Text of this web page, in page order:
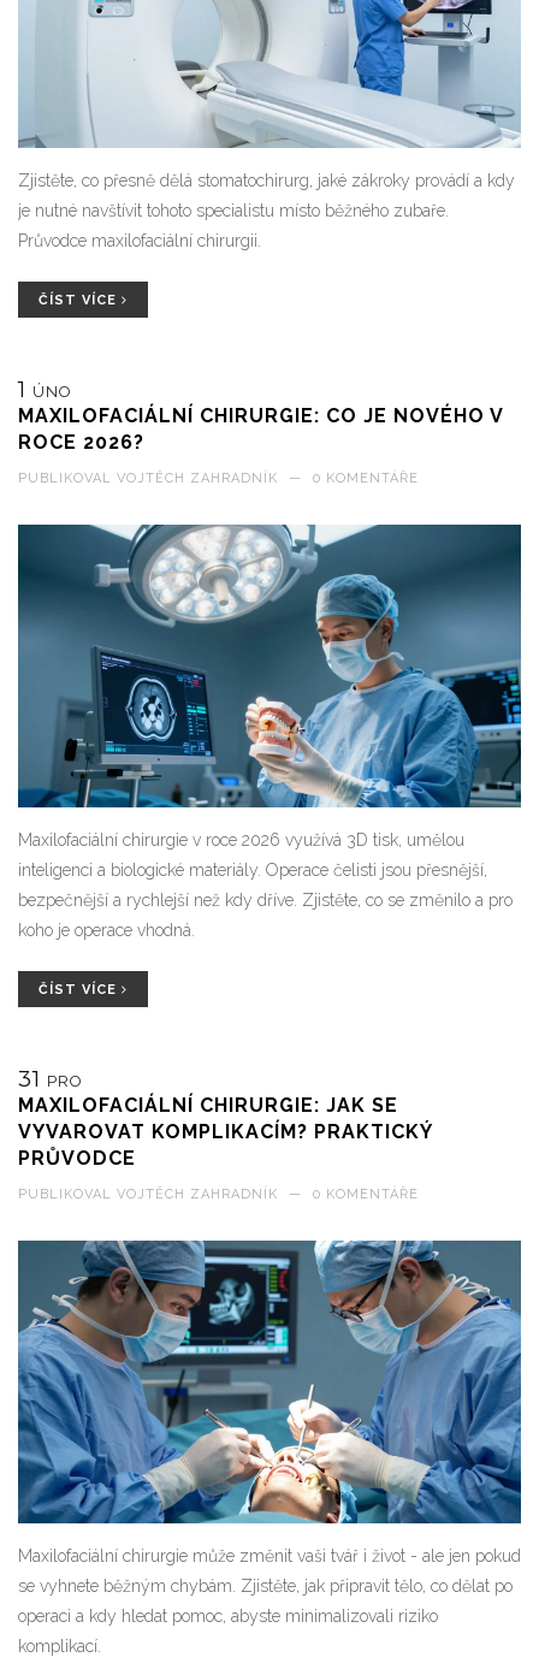
Zjistěte, co přesně dělá stomatochirurg, jaké zákroky provádí a kdy
je nutné navštívit tohoto specialistu místo běžného zubaře.
Průvodce maxilofaciální chirurgii.
ČÍST VÍCE
1 ÚNO
MAXILOFACIÁLNÍ CHIRURGIE: CO JE NOVÉHO V
ROCE 2026?
PUBLIKOVAL VOJTĚCH ZAHRADNÍK — 0 KOMENTÁŘE
Maxilofaciální chirurgie v roce 2026 využívá 3D tisk, umělou
inteligenci a biologické materiály. Operace čelisti jsou přesnější,
bezpečnější a rychlejší než kdy dříve. Zjistěte, co se změnilo a pro
koho je operace vhodná.
ČÍST VÍCE
31 PRO
MAXILOFACIÁLNÍ CHIRURGIE: JAK SE
VYVAROVAT KOMPLIKACÍM? PRAKTICKÝ
PRŮVODCE
PUBLIKOVAL VOJTĚCH ZAHRADNÍK — 0 KOMENTÁŘE
Maxilofaciální chirurgie může změnit vaši tvář i život - ale jen pokud
se vyhnete běžným chybám. Zjistěte, jak připravit tělo, co dělat po
operaci a kdy hledat pomoc, abyste minimalizovali riziko
komplikací.